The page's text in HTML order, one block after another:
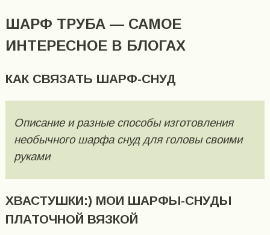
ШАРФ ТРУБА — САМОЕ
ИНТЕРЕСНОЕ В БЛОГАХ
КАК СВЯЗАТЬ ШАРФ-СНУД
Описание и разные способы изготовления
необычного шарфа снуд для головы своими
руками
ХВАСТУШКИ:) МОИ ШАРФЫ-СНУДЫ
ПЛАТОЧНОЙ ВЯЗКОЙ